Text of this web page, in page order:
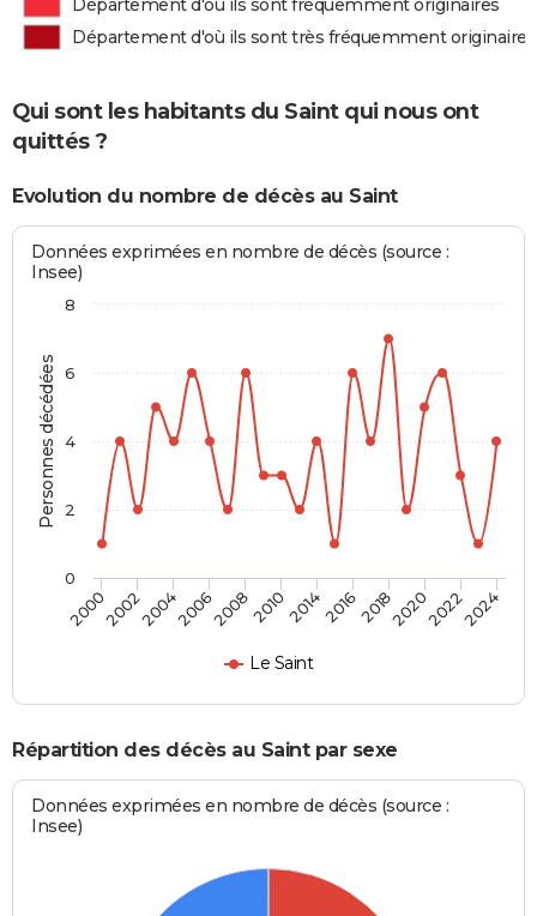
Département d'où ils sont fréquemment originaires
Département d'où ils sont très fréquemment originaires
Qui sont les habitants du Saint qui nous ont
quittés ?
Evolution du nombre de décès au Saint
Personnes décédées
Données exprimées en nombre de décès (source :
Insee)
Le Saint
200020022004200620082010201420162018202020222024
0
2
4
6
8
Répartition des décès au Saint par sexe
Données exprimées en nombre de décès (source :
Insee)